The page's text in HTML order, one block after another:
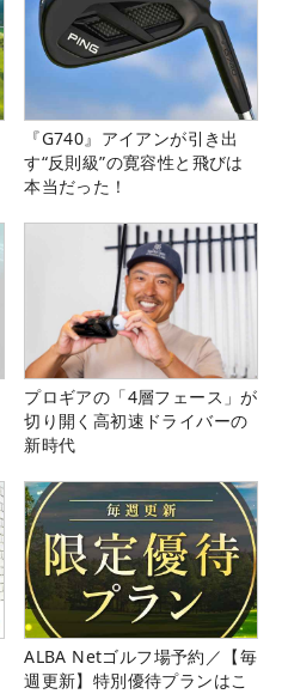
『G740』アイアンが引き出
す“反則級”の寛容性と飛びは
本当だった！
プロギアの「4層フェース」が
切り開く高初速ドライバーの
新時代
ALBA Netゴルフ場予約／【毎
週更新】特別優待プランはこ